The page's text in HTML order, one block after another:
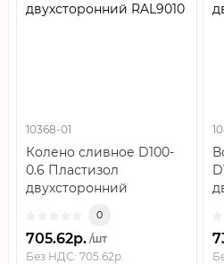
двухсторонний RAL9010
10368-01
Колено сливное D100-
0.6 Пластизол
двухсторонний
0
705.62р. /шт
Без НДС: 705.62р.